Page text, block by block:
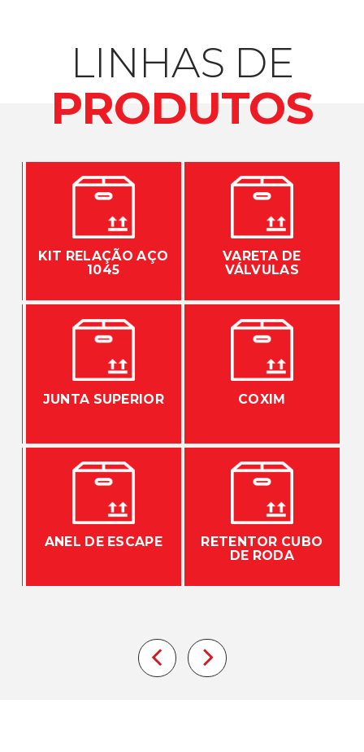
KIT RELAÇÃO AÇO
1045
JUNTA SUPERIOR
ANEL DE ESCAPE
VARETA DE
VÁLVULAS
COXIM
RETENTOR CUBO
DE RODA
LINHAS DE
PRODUTOS